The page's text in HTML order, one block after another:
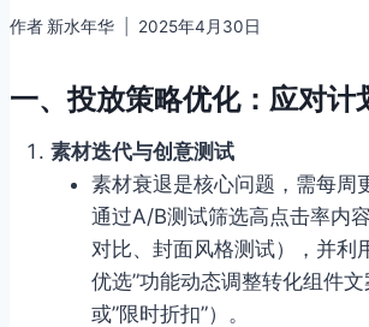
作者 新水年华 2025年4月30日
一、投放策略优化：应对计
素材迭代与创意测试
素材衰退是核心问题，需每周
通过A/B测试筛选高点击率内
对比、封面风格测试），并利
优选”功能动态调整转化组件文
或”限时折扣”）。